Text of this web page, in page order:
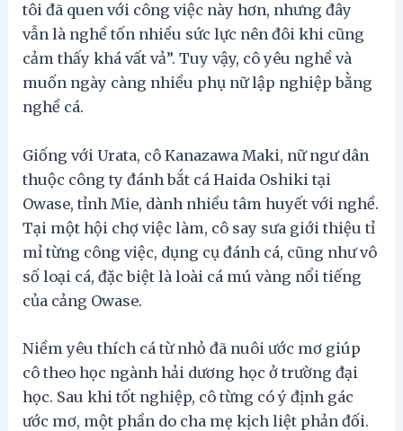
tôi đã quen với công việc này hơn, nhưng đây
vẫn là nghề tốn nhiều sức lực nên đôi khi cũng
cảm thấy khá vất vả”. Tuy vậy, cô yêu nghề và
muốn ngày càng nhiều phụ nữ lập nghiệp bằng
nghề cá.
Giống với Urata, cô Kanazawa Maki, nữ ngư dân
thuộc công ty đánh bắt cá Haida Oshiki tại
Owase, tỉnh Mie, dành nhiều tâm huyết với nghề.
Tại một hội chợ việc làm, cô say sưa giới thiệu tỉ
mỉ từng công việc, dụng cụ đánh cá, cũng như vô
số loại cá, đặc biệt là loài cá mú vàng nổi tiếng
của cảng Owase.
Niềm yêu thích cá từ nhỏ đã nuôi ước mơ giúp
cô theo học ngành hải dương học ở trường đại
học. Sau khi tốt nghiệp, cô từng có ý định gác
ước mơ, một phần do cha mẹ kịch liệt phản đối.